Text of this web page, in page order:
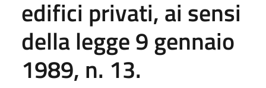
edifici privati, ai sensi
della legge 9 gennaio
1989, n. 13.